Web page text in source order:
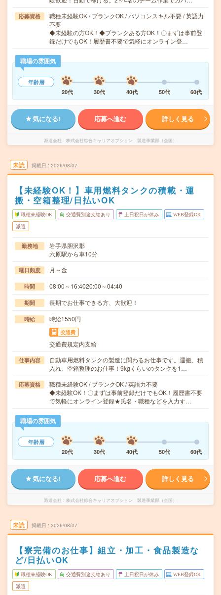
応募資格
職種未経験OK / ブランクOK / パソコンスキル不要 / 英語力
不要
◆未経験の方OK！◆ブランクある方OK！〇まずは事前登
録だけでもOK！履歴書不要で気軽にオンライン登…
職場の雰囲気
年齢層
20代
30代 40代 50代 60代
気になる! 応募へ進む 詳しく見る
派遣会社 株式会社綜合キャリアオプション 製造事業部（全国）
未読 掲載日 2026/08/07
【未経験OK！】車用燃料タンクの積載・運
搬・空箱整理/日払いOK
職種未経験OK 交通費別途支給あり 土日祝日が休み WEB登録OK
派遣
勤務地
岩手県胆沢郡
六原駅から車10分
曜日頻度 月～金
時間 08:00～16:4020:00～04:40
期間 長期でお仕事できる方、大歓迎！
時給 時給1550円
交通費
交通費規定内支給
仕事内容
自動車用燃料タンクの製造に関わるお仕事です。運搬、積
入れ、空箱整理のお仕事！9kgくらいのタンクを1…
応募資格
職種未経験OK / ブランクOK / 英語力不要
◆未経験OK！〇まずは事前登録だけでもOK！履歴書不要
で気軽にオンライン登録★氏名・職種などを入力す…
職場の雰囲気
年齢層
20代
30代 40代 50代 60代
気になる! 応募へ進む 詳しく見る
派遣会社 株式会社綜合キャリアオプション 製造事業部（全国）
未読 掲載日 2026/08/07
【寮完備のお仕事】組立・加工・食品製造な
ど/日払いOK
職種未経験OK 交通費別途支給あり 土日祝日が休み WEB登録OK
派遣